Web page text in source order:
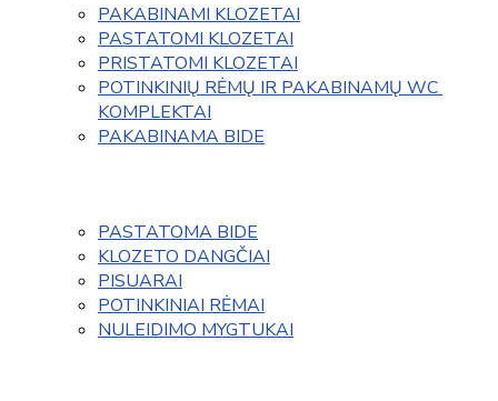
PAKABINAMI KLOZETAI
PASTATOMI KLOZETAI
PRISTATOMI KLOZETAI
POTINKINIŲ RĖMŲ IR PAKABINAMŲ WC
KOMPLEKTAI
PAKABINAMA BIDE
PASTATOMA BIDE
KLOZETO DANGČIAI
PISUARAI
POTINKINIAI RĖMAI
NULEIDIMO MYGTUKAI